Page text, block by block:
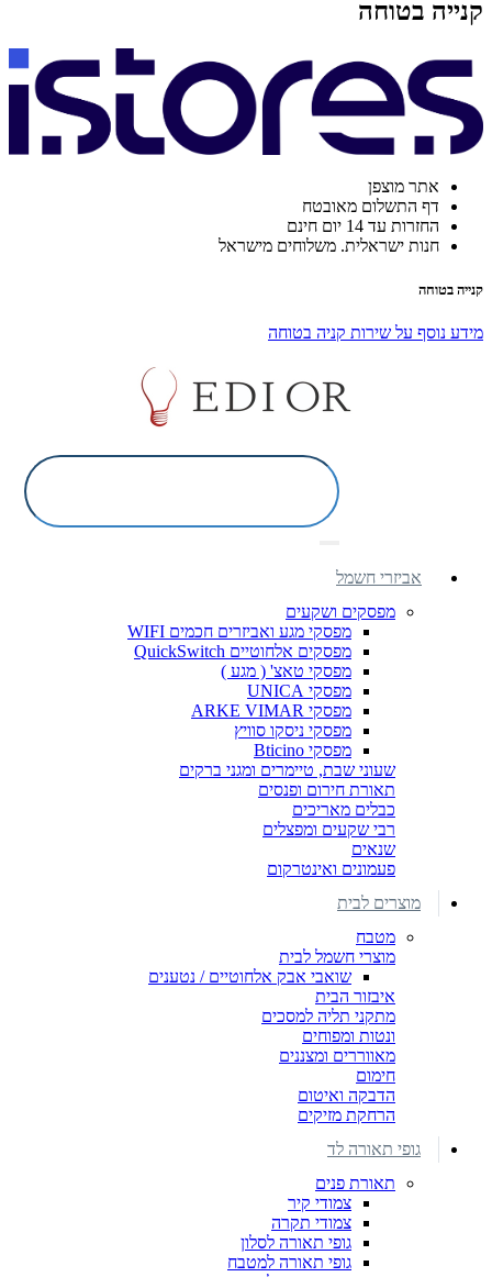
קנייה בטוחה
אתר מוצפן
דף התשלום מאובטח
החזרות עד 14 יום חינם
חנות ישראלית. משלוחים מישראל
קנייה בטוחה
מידע נוסף על שירות קניה בטוחה
אביזרי חשמל
מפסקים ושקעים
מפסקי מגע ואביזרים חכמים WIFI
מפסקים אלחוטיים QuickSwitch
מפסקי טאצ' ( מגע )
מפסקי UNICA
מפסקי ARKE VIMAR
מפסקי ניסקו סוויץ
מפסקי Bticino
שעוני שבת, טיימרים ומגני ברקים
תאורת חירום ופנסים
כבלים מאריכים
רבי שקעים ומפצלים
שנאים
פעמונים ואינטרקום
מוצרים לבית
מטבח
מוצרי חשמל לבית
שואבי אבק אלחוטיים / נטענים
איבזור הבית
מתקני תליה למסכים
ונטות ומפוחים
מאווררים ומצננים
חימום
הדבקה ואיטום
הרחקת מזיקים
גופי תאורה לד
תאורת פנים
צמודי קיר
צמודי תקרה
גופי תאורה לסלון
גופי תאורה למטבח